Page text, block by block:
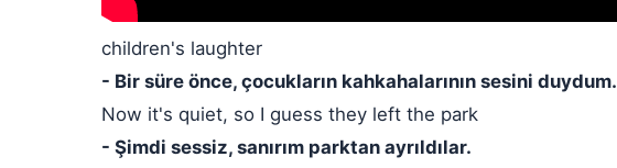
children's laughter
- Bir süre önce, çocukların kahkahalarının sesini duydum.
Now it's quiet, so I guess they left the park
- Şimdi sessiz, sanırım parktan ayrıldılar.